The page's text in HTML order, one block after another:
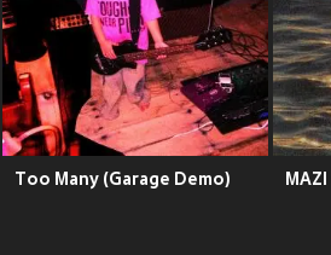
Too Many (Garage Demo)